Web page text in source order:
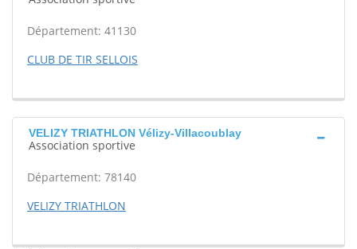
Département: 41130
CLUB DE TIR SELLOIS
VELIZY TRIATHLON Vélizy-Villacoublay
Association sportive
Département: 78140
VELIZY TRIATHLON